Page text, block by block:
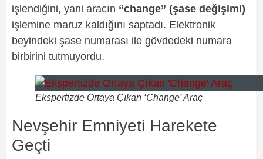
işlendiğini, yani aracın “change” (şase değişimi)
işlemine maruz kaldığını saptadı. Elektronik
beyindeki şase numarası ile gövdedeki numara
birbirini tutmuyordu.
Ekspertizde Ortaya Çıkan ‘Change’ Araç
Nevşehir Emniyeti Harekete
Geçti